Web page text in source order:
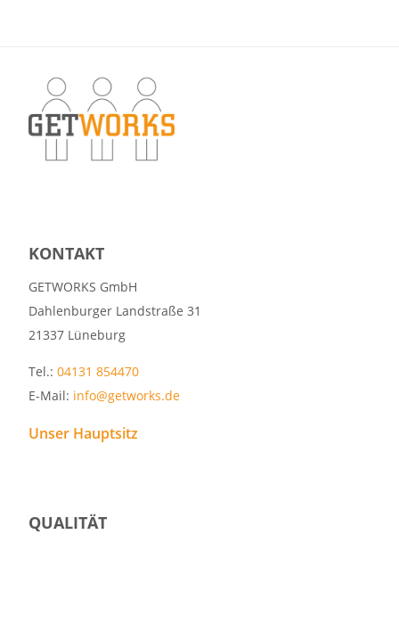
KONTAKT
GETWORKS GmbH
Dahlenburger Landstraße 31
21337 Lüneburg
Tel.: 04131 854470
E-Mail: info@getworks.de
Unser Hauptsitz
QUALITÄT